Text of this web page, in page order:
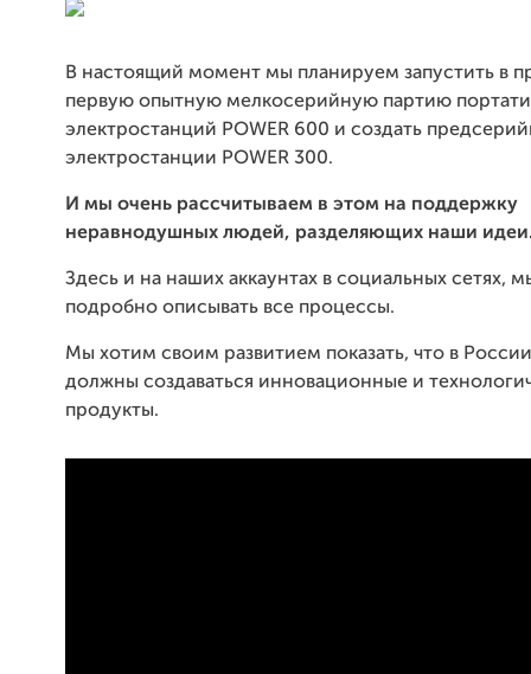
В настоящий момент мы планируем запустить в
первую опытную мелкосерийную партию
электростанций POWER 600 и создать
электростанции POWER 300.
И мы очень рассчитываем в этом на поддержку
неравнодушных людей, разделяющих наши
Здесь и на наших аккаунтах в социальных сетях,
подробно описывать все процессы.
Мы хотим своим развитием показать, что в
должны создаваться инновационные и
продукты.